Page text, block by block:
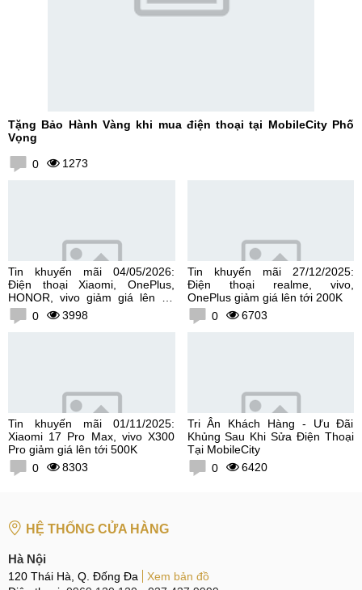
Tặng Bảo Hành Vàng khi mua điện thoại tại MobileCity Phố
Vọng
0 1273
Tin khuyến mãi 04/05/2026:
Điện thoại Xiaomi, OnePlus,
HONOR, vivo giảm giá lên tới
300K0 3998
Tin khuyến mãi 27/12/2025:
Điện thoại realme, vivo,
OnePlus giảm giá lên tới 200K
0
6703
Tin khuyến mãi 01/11/2025:
Xiaomi 17 Pro Max, vivo X300
Pro giảm giá lên tới 500K
0
8303
Tri Ân Khách Hàng - Ưu Đãi
Khủng Sau Khi Sửa Điện Thoại
Tại MobileCity
0
6420
HỆ THỐNG CỬA HÀNG
Hà Nội
120 Thái Hà, Q. Đống Đa
Xem bản đồ